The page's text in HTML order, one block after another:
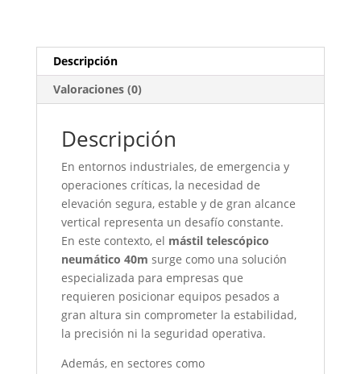
Descripción
Valoraciones (0)
Descripción
En entornos industriales, de emergencia y
operaciones críticas, la necesidad de
elevación segura, estable y de gran alcance
vertical representa un desafío constante.
En este contexto, el mástil telescópico
neumático 40m surge como una solución
especializada para empresas que
requieren posicionar equipos pesados a
gran altura sin comprometer la estabilidad,
la precisión ni la seguridad operativa.
Además, en sectores como